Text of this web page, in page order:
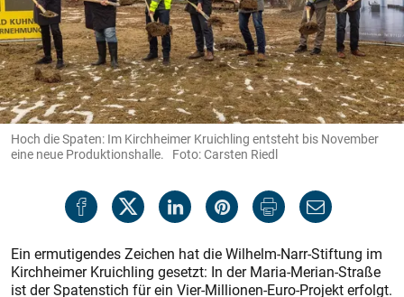
Hoch die Spaten: Im Kirchheimer Kruichling entsteht bis November
eine neue Produktionshalle. Foto: Carsten Riedl
Ein ermutigendes Zeichen hat die Wilhelm-Narr-Stiftung im
Kirchheimer Kruichling gesetzt: In der Maria-Merian-Straße
ist der Spatenstich für ein Vier-Millionen-Euro-Projekt erfolgt.